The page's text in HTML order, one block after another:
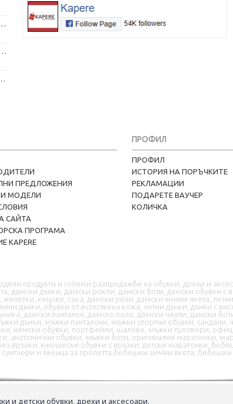
ни здраве и защо да си вземем домашен любимец
Съвети за CV и интервю за работа в чужбина, когато не говорите местния език
да проектирате дома на мечтите си?
ПРЕДЛОЖЕНИЯ
МОДЕЛИ
САЙТА
ПРОГРАМА
KAPERE
ПРОФИЛ
ПРОФИЛ
ИСТОРИЯ НА ПОРЪЧКИТЕ
РЕКЛАМАЦИИ
ПОДАРЕТЕ ВАУЧЕР
КОЛИЧКА
продукти и големи разпродажби на обувки, дрехи и
дамски дънки, дамски рокли, дамски боти, дамски обувки с
жилетки, кецове, сака, дамски ризи, дамски зимни якета,
дънки, обувки от естествена кожа, летни дънки, дънки с
дамски панталон, дамско поло, дамски чехли, дамски
дънки, мъжки панталони, мъжки спортни обувки, сандали,
немски обувки, портфейли, шалове, мъжки пуловери,
анатомични обувки, мъжки боти, оригинални маратонки,
без връзки, юношески обувки с връзки, детски маратонки,
и якенца за пролетта,бебешки зимни якета,
и детски обувки, дрехи и аксесоари.